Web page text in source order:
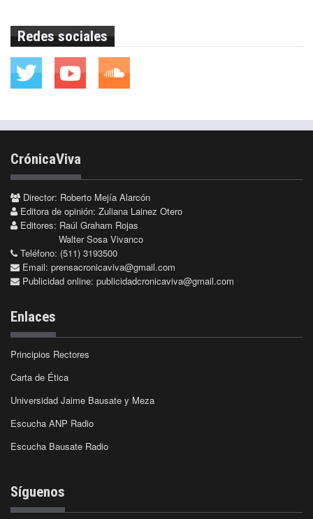
Redes sociales
CrónicaViva
Director: Roberto Mejía Alarcón
Editora de opinión: Zuliana Lainez Otero
Editores: Raúl Graham Rojas
Walter Sosa Vivanco
Teléfono: (511) 3193500
Email: prensacronicaviva@gmail.com
Publicidad online: publicidadcronicaviva@gmail.com
Enlaces
Principios Rectores
Carta de Ética
Universidad Jaime Bausate y Meza
Escucha ANP Radio
Escucha Bausate Radio
Síguenos